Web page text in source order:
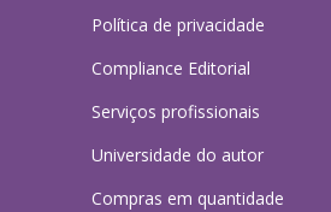
Política de privacidade
Compliance Editorial
Serviços profissionais
Universidade do autor
Compras em quantidade